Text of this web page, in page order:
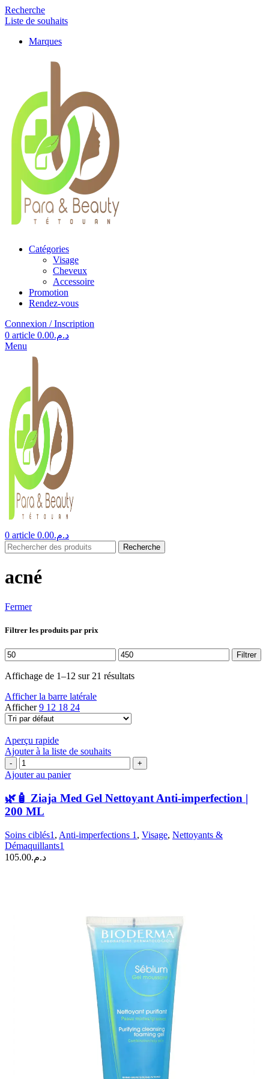
Recherche
Liste de souhaits
Marques
Catégories
Visage
Cheveux
Accessoire
Promotion
Rendez-vous
Connexion / Inscription
0 article د.م.0.00
Menu
0 article د.م.0.00
Recherche
acné
Fermer
Filtrer les produits par prix
Prix
min
Prix
max
Filtrer
Affichage de 1–12 sur 21 résultats
Afficher la barre latérale
Afficher9 12 18 24
Aperçu rapide
Ajouter à la liste de souhaits
quantité
de
🧴
Ziaja
Med
Nettoyant
Anti-
imperfection
Ajouter au panier
🌿🧴 Ziaja Med Gel Nettoyant Anti-imperfection |
200 ML
Soins ciblés1 , Anti-imperfections 1 , Visage, Nettoyants &
Démaquillants1
د.م.105.00